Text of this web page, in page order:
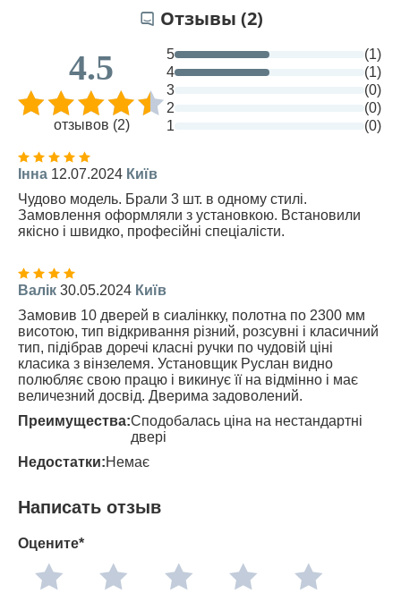
Отзывы (2)
4.5
отзывов (2)
5
(1)
4
(1)
3
(0)
2
(0)
1
(0)
Інна 12.07.2024 Київ
Чудово модель. Брали 3 шт. в одному стилі.
Замовлення оформляли з установкою. Встановили
якісно і швидко, професійні спеціалісти.
Валік 30.05.2024 Київ
Замовив 10 дверей в сиалінкку, полотна по 2300 мм
висотою, тип відкривання різний, розсувні і класичний
тип, підібрав доречі класні ручки по чудовій ціні
класика з вінзелемя. Установщик Руслан видно
полюбляє свою працю і викинує її на відмінно і має
величезний досвід. Дверима задоволений.
Преимущества:Сподобалась ціна на нестандартні
двері
Недостатки:Немає
Написать отзыв
Оцените*